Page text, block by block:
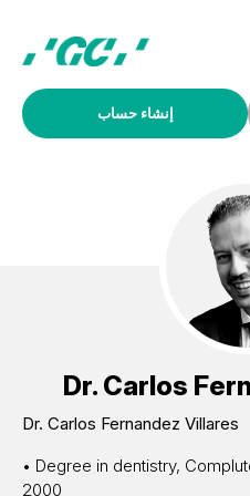
إنشاء حساب
Dr.Carlos
Dr. Carlos Fernandez Villares
• Degree in dentistry,
2000